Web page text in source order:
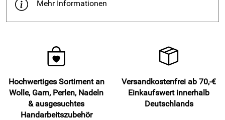
Mehr Informationen
Hochwertiges Sortiment an
Wolle, Garn, Perlen, Nadeln
& ausgesuchtes
Handarbeitszubehör
Versandkostenfrei ab 70,-€
Einkaufswert innerhalb
Deutschlands